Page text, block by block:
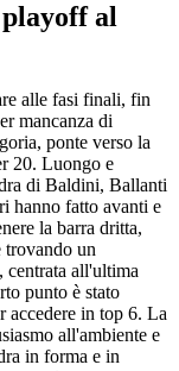
al
alle fasi finali, fin
mancanza di
ponte verso la
20. Luongo e
di Baldini, Ballanti
hanno fatto avanti e
la barra dritta,
trovando un
all'ultima
punto è stato
accedere in top 6. La
all'ambiente e
in forma e in